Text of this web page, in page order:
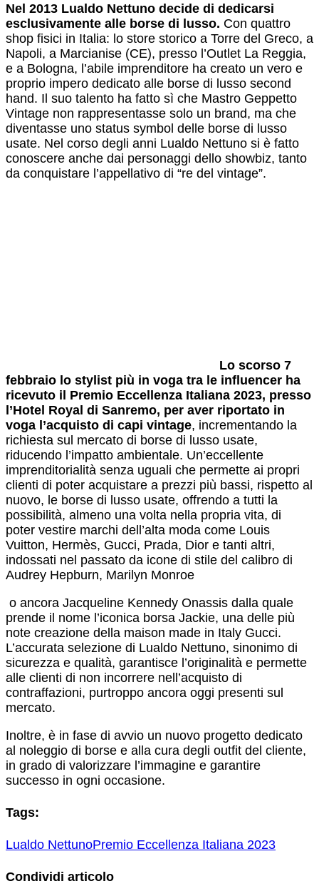
Nel 2013 Lualdo Nettuno decide di dedicarsi
esclusivamente alle borse di lusso. Con quattro
shop fisici in Italia: lo store storico a Torre del Greco, a
Napoli, a Marcianise (CE), presso l’Outlet La Reggia,
e a Bologna, l’abile imprenditore ha creato un vero e
proprio impero dedicato alle borse di lusso second
hand. Il suo talento ha fatto sì che Mastro Geppetto
Vintage non rappresentasse solo un brand, ma che
diventasse uno status symbol delle borse di lusso
usate. Nel corso degli anni Lualdo Nettuno si è fatto
conoscere anche dai personaggi dello showbiz, tanto
da conquistare l’appellativo di “re del vintage”.
Lo scorso 7
febbraio lo stylist più in voga tra le influencer ha
ricevuto il Premio Eccellenza Italiana 2023, presso
l’Hotel Royal di Sanremo, per aver riportato in
voga l’acquisto di capi vintage, incrementando la
richiesta sul mercato di borse di lusso usate,
riducendo l’impatto ambientale. Un’eccellente
imprenditorialità senza uguali che permette ai propri
clienti di poter acquistare a prezzi più bassi, rispetto al
nuovo, le borse di lusso usate, offrendo a tutti la
possibilità, almeno una volta nella propria vita, di
poter vestire marchi dell’alta moda come Louis
Vuitton, Hermès, Gucci, Prada, Dior e tanti altri,
indossati nel passato da icone di stile del calibro di
Audrey Hepburn, Marilyn Monroe
o ancora Jacqueline Kennedy Onassis dalla quale
prende il nome l’iconica borsa Jackie, una delle più
note creazione della maison made in Italy Gucci.
L’accurata selezione di Lualdo Nettuno, sinonimo di
sicurezza e qualità, garantisce l’originalità e permette
alle clienti di non incorrere nell’acquisto di
contraffazioni, purtroppo ancora oggi presenti sul
mercato.
Inoltre, è in fase di avvio un nuovo progetto dedicato
al noleggio di borse e alla cura degli outfit del cliente,
in grado di valorizzare l’immagine e garantire
successo in ogni occasione.
Tags:
Lualdo NettunoPremio Eccellenza Italiana 2023
Condividi articolo